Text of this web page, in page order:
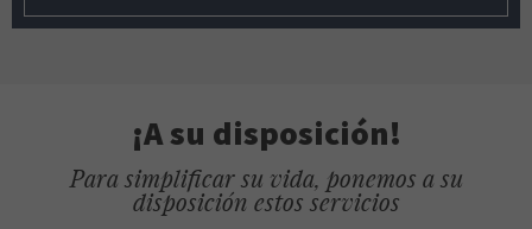
¡A su disposición!
Para simplificar su vida, ponemos a su
disposición estos servicios